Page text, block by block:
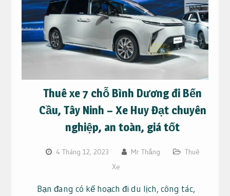
Thuê xe 7 chỗ Bình Dương đi Bến
Cầu, Tây Ninh – Xe Huy Đạt chuyên
nghiệp, an toàn, giá tốt
4 Tháng 12, 2023 Mr Thắng
Thuê
Xe
Bạn đang có kế hoạch đi du lịch, công tác,